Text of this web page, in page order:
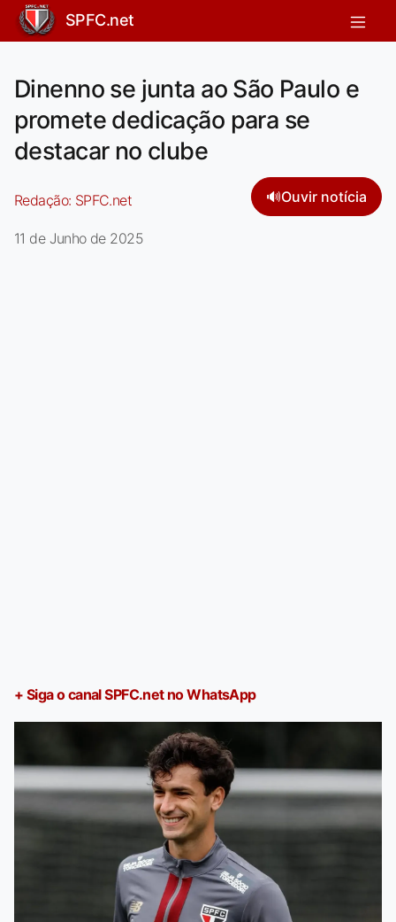
SPFC.net
Dinenno se junta ao São Paulo e
promete dedicação para se
destacar no clube
Redação: SPFC.net 🔊Ouvir notícia
11 de Junho de 2025
+ Siga o canal SPFC.net no WhatsApp